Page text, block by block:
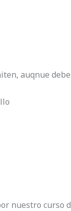
auqnue
nuestro curso